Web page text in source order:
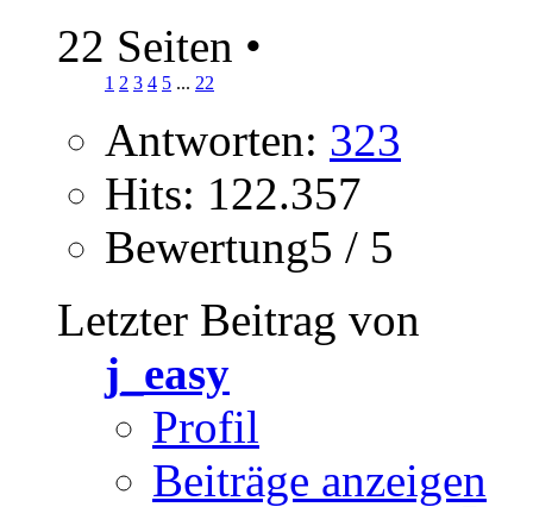
22 Seiten •
1 2 3 4 5 ... 22
Antworten: 323
Hits: 122.357
Bewertung5 / 5
Letzter Beitrag von
j_easy
Profil
Beiträge anzeigen